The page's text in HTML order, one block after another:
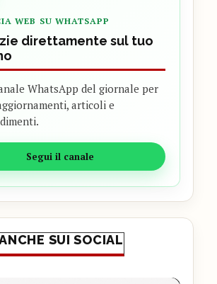
WEB SU WHATSAPP
direttamente sul tuo
WhatsApp del giornale per
articoli e
Segui il canale
SUI SOCIAL